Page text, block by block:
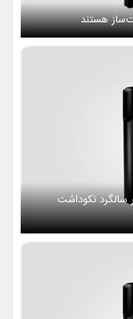
هستند
سالگرد نکوداشت